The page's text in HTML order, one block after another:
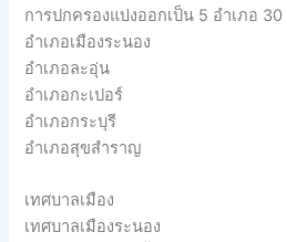
การปกครองแบ่งออกเป็น 5 อำเภอ
อำเภอเมืองระนอง
อำเภอละอุ่น
อำเภอกะเปอร์
อำเภอกระบุรี
อำเภอสุขสำราญ
เทศบาลเมือง
เทศบาลเมืองระนอง